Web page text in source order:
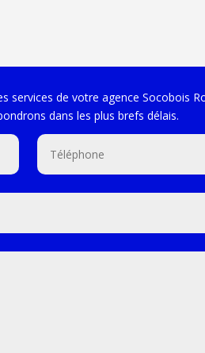
services de votre agence Socobois
dans les plus brefs délais.